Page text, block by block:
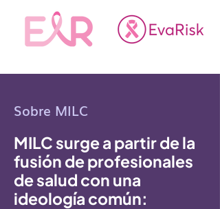
Sobre MILC
MILC surge a partir de la
fusión de profesionales
de salud con una
ideología común: